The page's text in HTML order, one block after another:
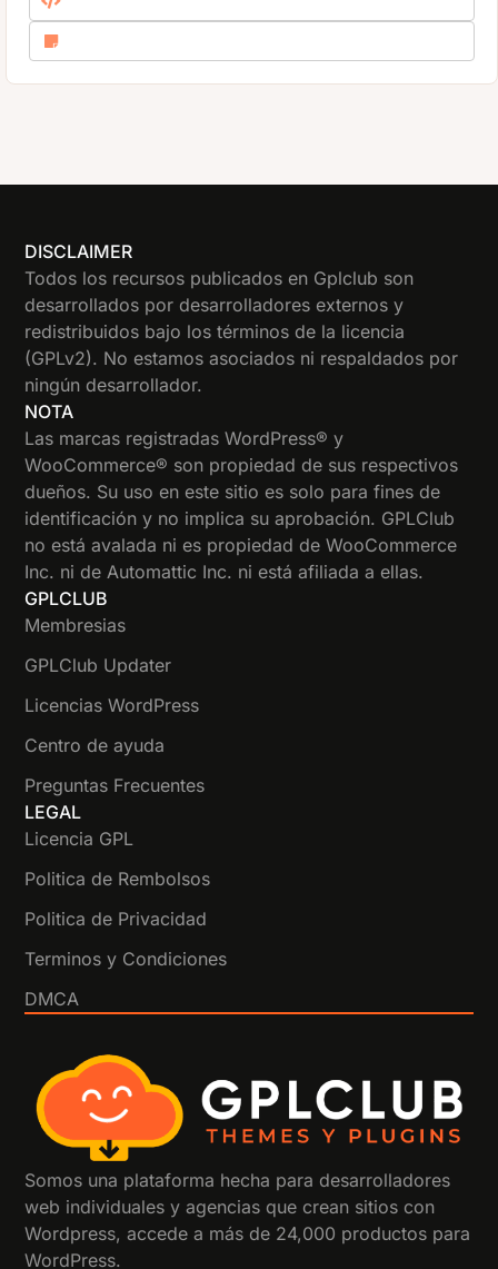
DISCLAIMER
Todos los recursos publicados en Gplclub son
desarrollados por desarrolladores externos y
redistribuidos bajo los términos de la licencia
(GPLv2). No estamos asociados ni respaldados por
ningún desarrollador.
NOTA
Las marcas registradas WordPress® y
WooCommerce® son propiedad de sus respectivos
dueños. Su uso en este sitio es solo para fines de
identificación y no implica su aprobación. GPLClub
no está avalada ni es propiedad de WooCommerce
Inc. ni de Automattic Inc. ni está afiliada a ellas.
GPLCLUB
Membresias
GPLClub Updater
Licencias WordPress
Centro de ayuda
Preguntas Frecuentes
LEGAL
Licencia GPL
Politica de Rembolsos
Politica de Privacidad
Terminos y Condiciones
DMCA
Somos una plataforma hecha para desarrolladores
web individuales y agencias que crean sitios con
Wordpress, accede a más de 24,000 productos para
WordPress.